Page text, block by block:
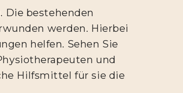
Die bestehenden
werden. Hierbei
helfen. Sehen Sie
und
Hilfsmittel für sie die